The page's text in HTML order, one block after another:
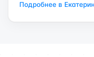
Подробнее в